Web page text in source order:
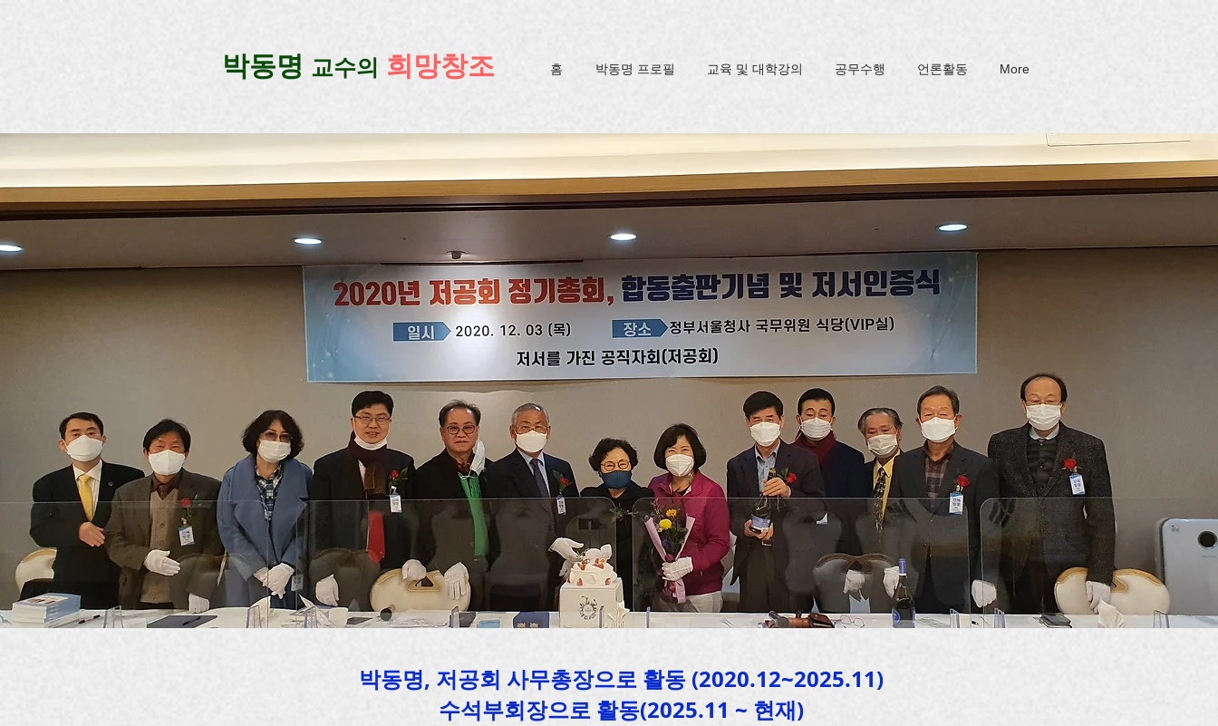
​박동명 교수의 희망창조 홈 박동명 프로필 교육 및 대학강의 공무수행 언론활동 More
박동명, 저공회 사무총장으로 활동 (2020.12~2025.11)
​수석부회장으로 활동(2025.11 ~ 현재)